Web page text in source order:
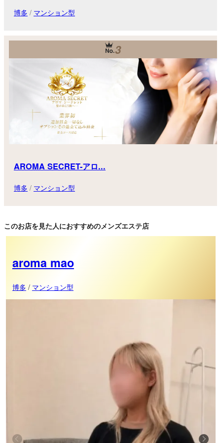
博多 / マンション型
3
AROMA SECRET-アロ...
博多 / マンション型
このお店を見た人におすすめのメンズエステ店
aroma mao
博多 / マンション型